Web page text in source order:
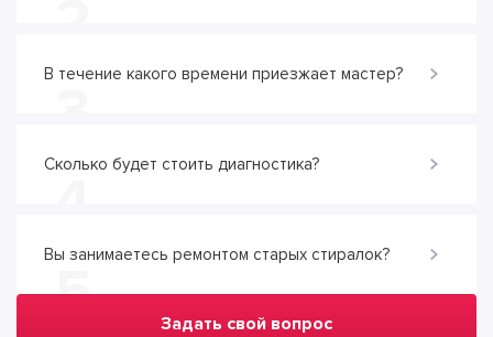
В течение какого времени приезжает мастер?
Сколько будет стоить диагностика?
Вы занимаетесь ремонтом старых стиралок?
5 Задать свой вопрос